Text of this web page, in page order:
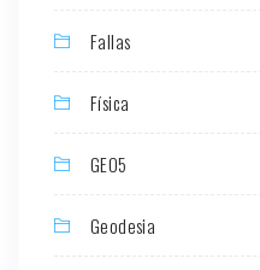
Fallas
Física
GEO5
Geodesia